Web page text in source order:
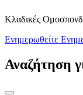
Kλαδικές
Ενημερωθείτε
Αναζήτηση